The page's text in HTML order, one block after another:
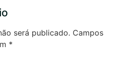
será publicado. Campos
*